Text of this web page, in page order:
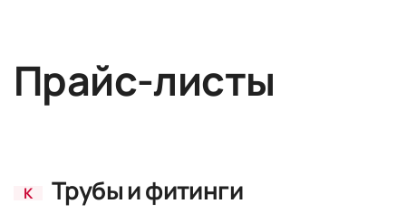
Прайс-листы
К Трубы и фитинги